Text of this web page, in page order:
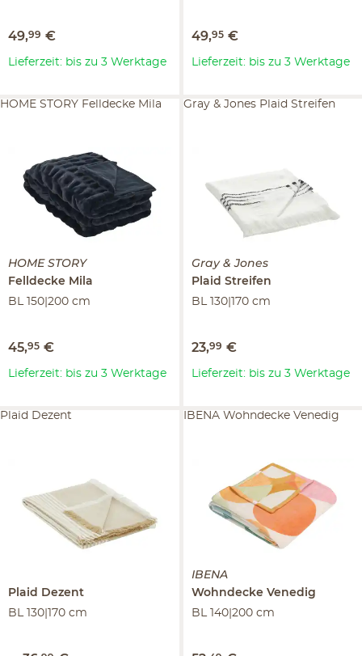
49,99 €
Lieferzeit: bis zu 3 Werktage
49,95 €
Lieferzeit: bis zu 3 Werktage
HOME STORY
Felldecke Mila
BL 150|200 cm
45,95 €
HOME STORY Felldecke Mila
Lieferzeit: bis zu 3 Werktage
Gray & Jones
Plaid Streifen
BL 130|170 cm
23,99 €
Gray & Jones Plaid Streifen
Lieferzeit: bis zu 3 Werktage
Plaid
Dezent
BL 130|170 cm
Plaid Dezent
IBENA
Wohndecke Venedig
BL 140|200 cm
IBENA Wohndecke Venedig